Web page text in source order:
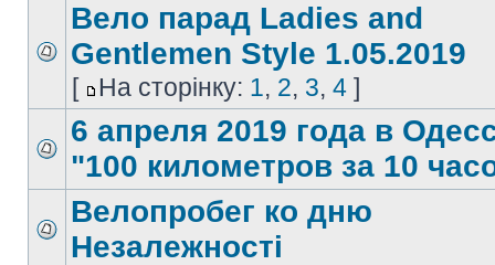
Вело парад Ladies and
Gentlemen Style 1.05.2019
[ На сторінку: 1, 2, 3, 4 ]
6 апреля 2019 года в
"100 километров за 10
Велопробег ко дню
Незалежності